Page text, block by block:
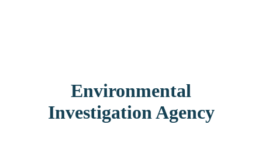
Environmental
Investigation Agency